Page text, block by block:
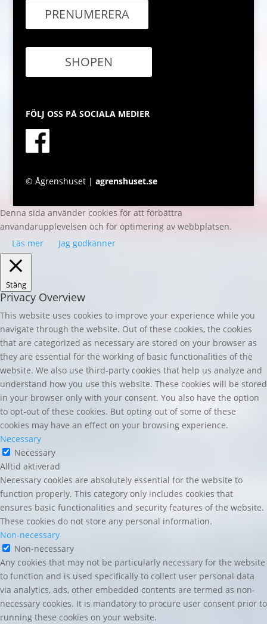
PRENUMERERA
SHOPEN
FÖLJ OSS PÅ SOCIALA MEDIER
© Ågrenshuset | agrenshuset.se
Denna sida använder cookies för att förbättra
användarupplevelsen och för optimering av webbplatsen.
Läs mer
Jag godkänner
Stäng
Privacy Overview
This website uses cookies to improve your experience while you
navigate through the website. Out of these cookies, the cookies
that are categorized as necessary are stored on your browser as
they are essential for the working of basic functionalities of the
website. We also use third-party cookies that help us analyze and
understand how you use this website. These cookies will be stored
in your browser only with your consent. You also have the option
to opt-out of these cookies. But opting out of some of these
cookies may have an effect on your browsing experience.
Necessary
Necessary
Alltid aktiverad
Necessary cookies are absolutely essential for the website to
function properly. This category only includes cookies that
ensures basic functionalities and security features of the website.
These cookies do not store any personal information.
Non-necessary
Non-necessary
Any cookies that may not be particularly necessary for the website
to function and is used specifically to collect user personal data
via analytics, ads, other embedded contents are termed as non-
necessary cookies. It is mandatory to procure user consent prior to
running these cookies on your website.